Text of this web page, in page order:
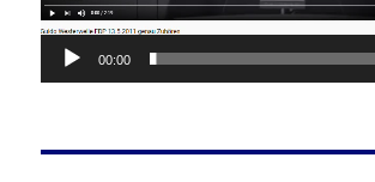
00:00